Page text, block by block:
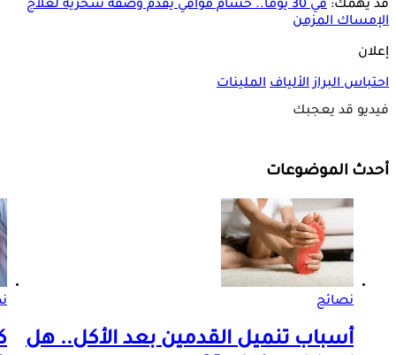
قد يهمك:
في 30 يومًا.. حسام موافي يقدم وصفة سحرية لعلاج
الإمساك المزمن
إعلان
احتباس البراز الألياف الملينات
فيديو قد يعجبك
أحدث الموضوعات
نصائح
أسباب تنميل القدمين بعد الأكل.. هل